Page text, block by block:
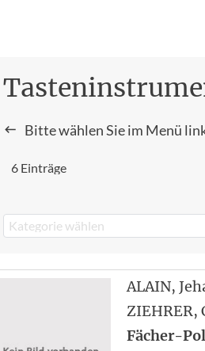
Bitte wählen Sie im Menü
6 Einträge
Kategorie wählen
ALAIN,
ZIEHRER,
Fächer-